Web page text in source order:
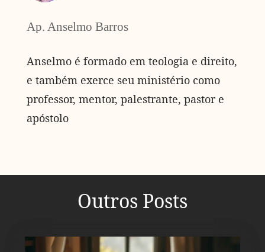
Ap. Anselmo Barros
Anselmo é formado em teologia e direito,
e também exerce seu ministério como
professor, mentor, palestrante, pastor e
apóstolo
Outros Posts